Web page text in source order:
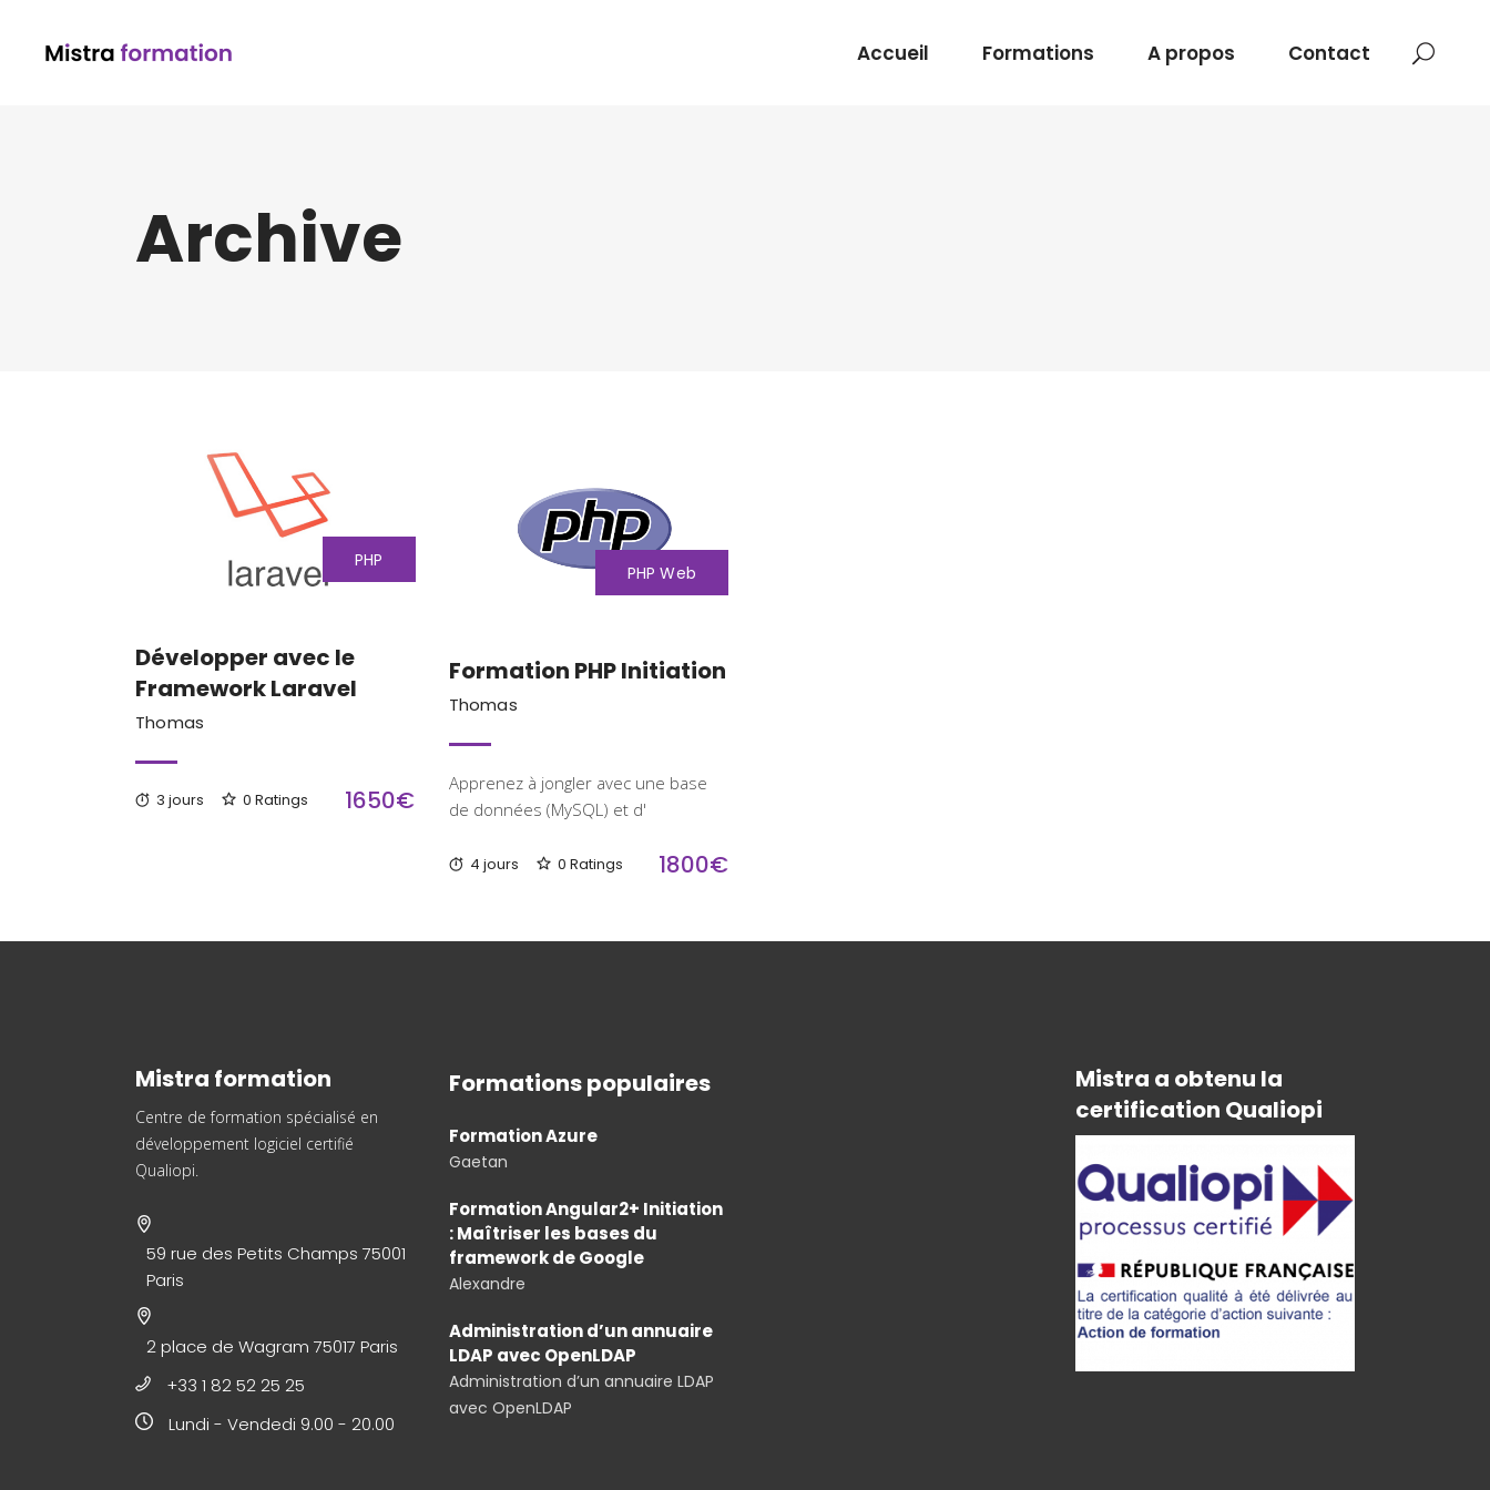
Accueil Formations A propos Contact
Archive
PHP
Développer avec le
Framework Laravel
Thomas
3 jours 0 Ratings 1650€
PHP Web
Formation PHP Initiation
Thomas
Apprenez à jongler avec une base
de données (MySQL) et d'
4 jours 0 Ratings 1800€
Mistra formation
Centre de formation spécialisé en
développement logiciel certifié
Qualiopi.
59 rue des Petits Champs 75001
Paris
2 place de Wagram 75017 Paris
+33 1 82 52 25 25
Lundi - Vendedi 9.00 - 20.00
Formations populaires
Formation Azure
Gaetan
Formation Angular2+ Initiation
: Maîtriser les bases du
framework de Google
Alexandre
Administration d’un annuaire
LDAP avec OpenLDAP
Administration d’un annuaire LDAP
avec OpenLDAP
Mistra a obtenu la
certification Qualiopi